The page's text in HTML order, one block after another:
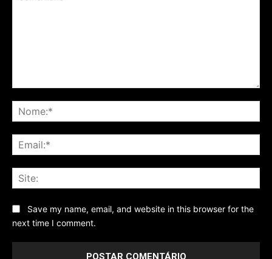
Save my name, email, and website in this browser for the
next time I comment.